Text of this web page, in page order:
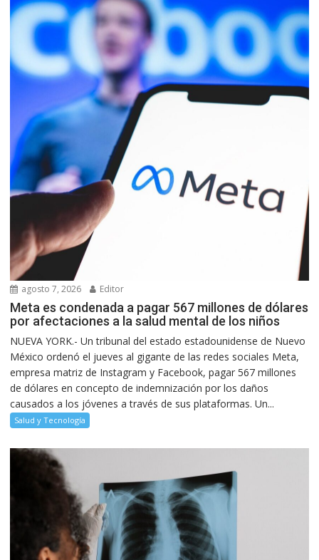
agosto 7, 2026 Editor
Meta es condenada a pagar 567 millones de dólares
por afectaciones a la salud mental de los niños
NUEVA YORK.- Un tribunal del estado estadounidense de Nuevo
México ordenó el jueves al gigante de las redes sociales Meta,
empresa matriz de Instagram y Facebook, pagar 567 millones
de dólares en concepto de indemnización por los daños
causados a los jóvenes a través de sus plataformas. Un...
Salud y Tecnología